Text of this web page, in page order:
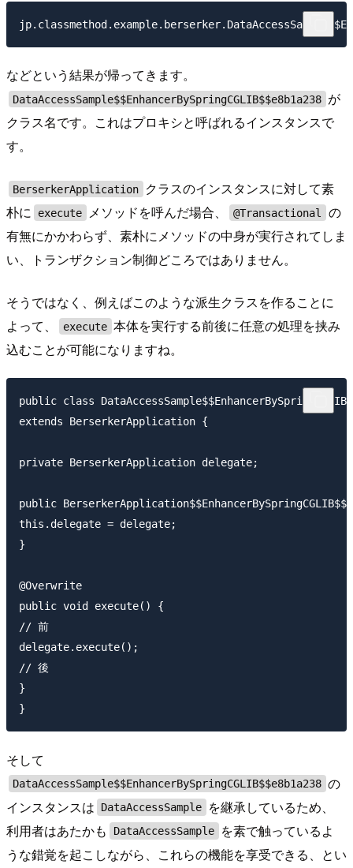
などという結果が帰ってきます。
DataAccessSample$$EnhancerBySpringCGLIB$$e8b1a238 が
クラス名です。これはプロキシと呼ばれるインスタンスで
す。
BerserkerApplication
クラスのインスタンスに対して素
朴に
execute メソッドを呼んだ場合、 @Transactional
の
有無にかかわらず、素朴にメソッドの中身が実行されてしま
い、トランザクション制御どころではありません。
そうではなく、例えばこのような派生クラスを作ることに
よって、
execute 本体を実行する前後に任意の処理を挟み
込むことが可能になりますね。
public class
extends BerserkerApplication {
private BerserkerApplication delegate;
public
this.delegate = delegate;
}
@Overwrite
public void execute() {
// 前
delegate.execute();
// 後
}
そして
DataAccessSample$$EnhancerBySpringCGLIB$$e8b1a238 の
インスタンスは
DataAccessSample
を継承しているため、
利用者はあたかも
DataAccessSample
を素で触っているよ
うな錯覚を起こしながら、これらの機能を享受できる、とい